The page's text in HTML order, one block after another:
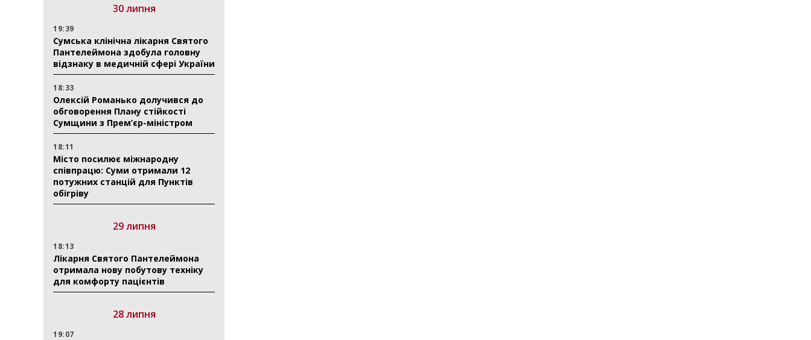
30 липня
19:39
Сумська клінічна лікарня Святого
Пантелеймона здобула головну
відзнаку в медичній сфері України
18:33
Олексій Романько долучився до
обговорення Плану стійкості
Сумщини з Прем’єр-міністром
18:11
Місто посилює міжнародну
співпрацю: Суми отримали 12
потужних станцій для Пунктів
обігріву
29 липня
18:13
Лікарня Святого Пантелеймона
отримала нову побутову техніку
для комфорту пацієнтів
28 липня
19:07